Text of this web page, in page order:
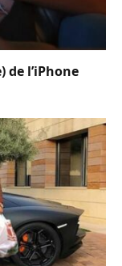
de l’iPhone